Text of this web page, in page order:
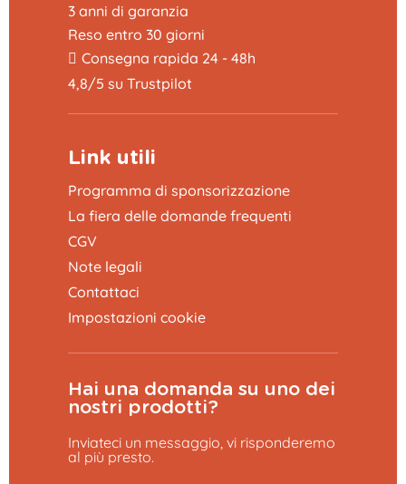
3 anni di garanzia
Reso entro 30 giorni
Consegna rapida 24 - 48h
4,8/5 su Trustpilot
Link utili
Programma di sponsorizzazione
La fiera delle domande frequenti
CGV
Note legali
Contattaci
Impostazioni cookie
Hai una domanda su uno dei
nostri prodotti?
Inviateci un messaggio, vi risponderemo
al più presto.